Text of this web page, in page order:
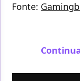
Fonte: